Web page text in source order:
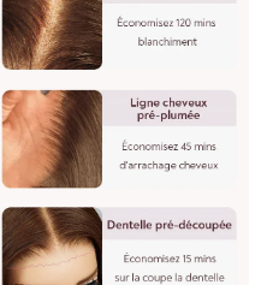
envoyer des photos et
procéder. Vous pouvez
j'en achète plus ?
gros si vous nous contactez